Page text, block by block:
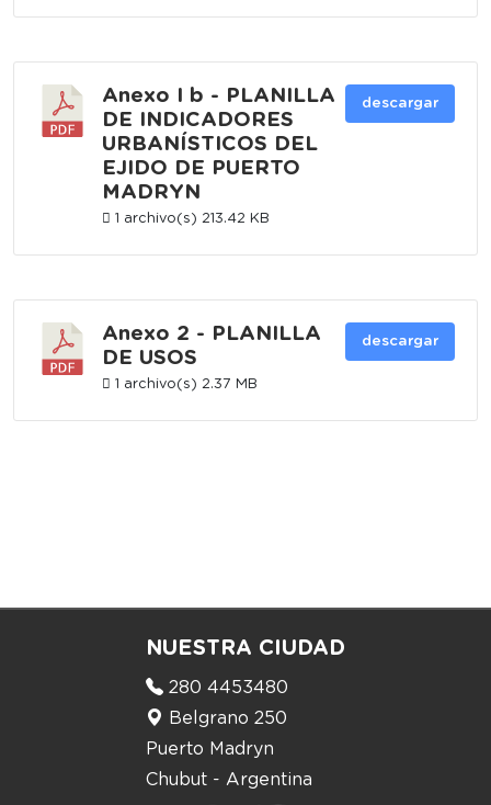
Anexo I b - PLANILLA
DE INDICADORES
URBANÍSTICOS DEL
EJIDO DE PUERTO
MADRYN
1 archivo(s) 213.42 KB
descargar
Anexo 2 - PLANILLA
DE USOS
1 archivo(s) 2.37 MB
descargar
NUESTRA CIUDAD
280 4453480
Belgrano 250
Puerto Madryn
Chubut - Argentina